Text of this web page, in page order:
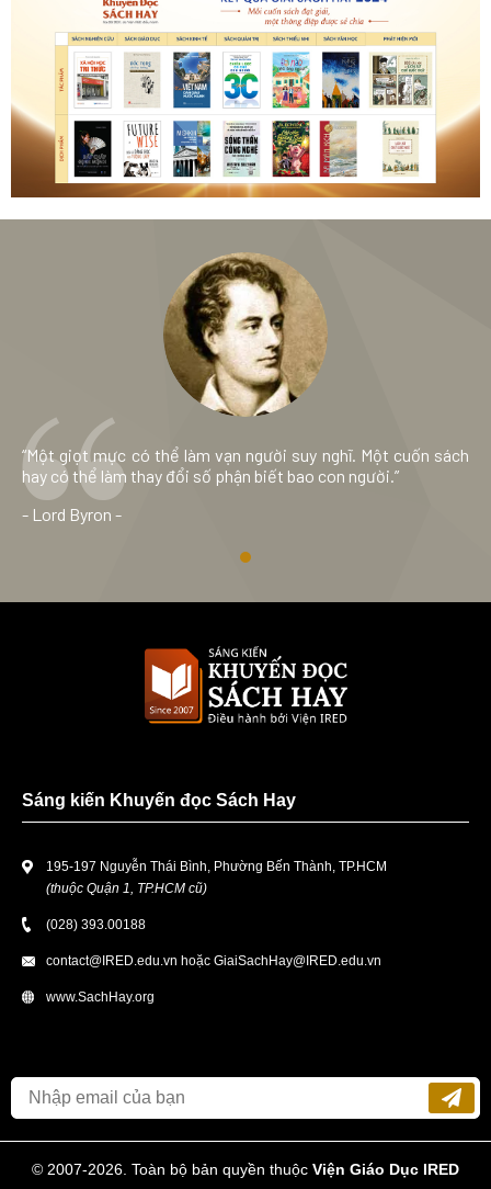
“Một giọt mực có thể làm vạn người suy nghĩ. Một cuốn sách
hay có thể làm thay đổi số phận biết bao con người.”
- Lord Byron -
Sáng kiến Khuyến đọc Sách Hay
195-197 Nguyễn Thái Bình, Phường Bến Thành, TP.HCM
(thuộc Quận 1, TP.HCM cũ)
(028) 393.00188
contact@IRED.edu.vn hoặc GiaiSachHay@IRED.edu.vn
www.SachHay.org
© 2007-2026. Toàn bộ bản quyền thuộc Viện Giáo Dục IRED